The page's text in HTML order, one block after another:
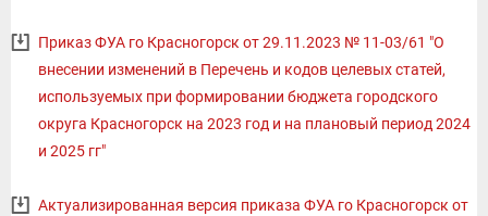
Приказ ФУА го Красногорск от 29.11.2023 № 11-03/61 "О
внесении изменений в Перечень и кодов целевых статей,
используемых при формировании бюджета городского
округа Красногорск на 2023 год и на плановый период 2024
и 2025 гг"
Актуализированная версия приказа ФУА го Красногорск от